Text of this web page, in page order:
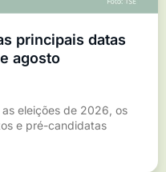
principais datas
agosto
eleições de 2026, os
e pré-candidatas